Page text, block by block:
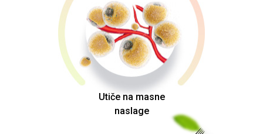
Utiče na masne
naslage